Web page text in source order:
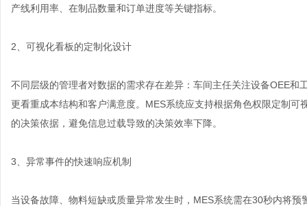
产线利用率、在制品数量和订单进度等关键指标。
2、可视化看板的定制化设计
不同层级的管理者对数据的需求存在差异：车间主任关注设备OEE
更看重成本结构和客户满意度。MES系统应支持根据角色权限定制
的决策依据，避免信息过载导致的决策效率下降。
3、异常事件的快速响应机制
当设备故障、物料短缺或质量异常发生时，MES系统需在30秒内将